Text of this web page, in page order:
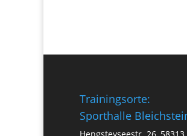
Trainingsorte:
Sporthalle